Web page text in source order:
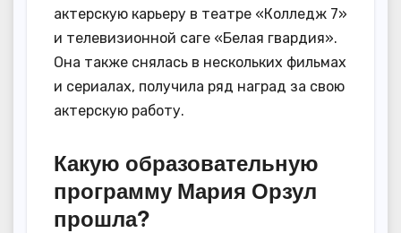
актерскую карьеру в театре «Колледж 7»
и телевизионной саге «Белая гвардия».
Она также снялась в нескольких фильмах
и сериалах, получила ряд наград за свою
актерскую работу.
Какую образовательную
программу Мария Орзул
прошла?